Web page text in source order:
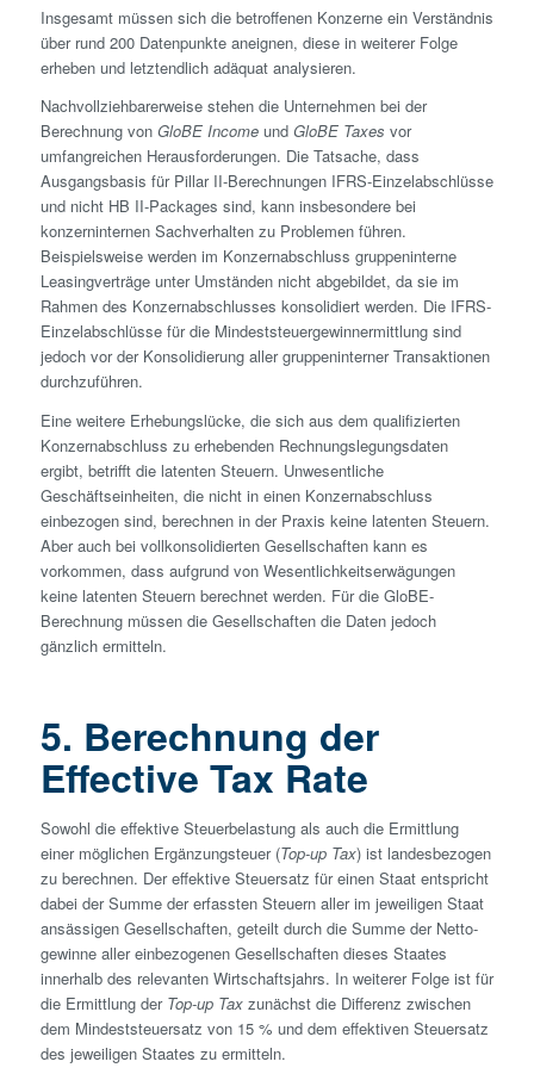
Insgesamt müssen sich die betroffenen Konzerne ein Verständnis
über rund 200 Datenpunkte aneignen, diese in weiterer Folge
erheben und letztendlich adäquat analysieren.
Nachvollziehbarerweise stehen die Unternehmen bei der
Berechnung von GloBE Incomeund GloBE Taxes vor
umfangreichen Herausforderungen. Die Tatsache, dass
Ausgangsbasis für Pillar II-Berechnungen IFRS-Einzelabschlüsse
und nicht HB II-Packages sind, kann insbesondere bei
konzerninternen Sachverhalten zu Problemen führen.
Beispielsweise werden im Konzernabschluss gruppeninterne
Leasing­verträge unter Umständen nicht abgebildet, da sie im
Rahmen des Konzernabschlusses konsolidiert werden. Die IFRS-
Einzelabschlüsse für die Mindest­steuergewinn­ermittlung sind
jedoch vor der Konsolidierung aller gruppeninterner Transaktionen
durchzuführen.
Eine weitere Erhebungslücke, die sich aus dem qualifizierten
Konzernabschluss zu erhebenden Rechnungslegungsdaten
ergibt, betrifft die latenten Steuern. Unwesentliche
Geschäftseinheiten, die nicht in einen Konzernabschluss
einbezogen sind, berechnen in der Praxis keine latenten Steuern.
Aber auch bei vollkonsolidierten Gesellschaften kann es
vorkommen, dass aufgrund von Wesentlichkeitserwägungen
keine latenten Steuern berechnet werden. Für die GloBE-
Berechnung müssen die Gesellschaften die Daten jedoch
gänzlich ermitteln.
5. Berechnung der
Effective Tax Rate
Sowohl die effektive Steuerbelastung als auch die Ermittlung
einer möglichen Ergänzung­steuer (Top-up Tax) ist landesbezogen
zu berechnen. Der effektive Steuersatz für einen Staat entspricht
dabei der Summe der erfassten Steuern aller im jeweiligen Staat
ansässigen Gesellschaften, geteilt durch die Summe der Netto­
gewinne aller einbezogenen Gesellschaften dieses Staates
innerhalb des relevanten Wirtschaftsjahrs. In weiterer Folge ist für
die Ermittlung der Top-up Taxzunächst die Differenz zwischen
dem Mindest­steuersatz von 15 % und dem effektiven Steuersatz
des jeweiligen Staates zu ermitteln.